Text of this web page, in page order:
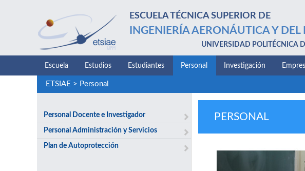
ESCUELA TÉCNICA SUPERIOR DE
INGENIERÍA AERONÁUTICA Y DEL
UNIVERSIDAD POLITÉCNICA
Escuela Estudios Estudiantes Personal Investigación
ETSIAE > Personal
Personal Docente e Investigador
Personal Administración y Servicios
Plan de Autoprotección
PERSONAL